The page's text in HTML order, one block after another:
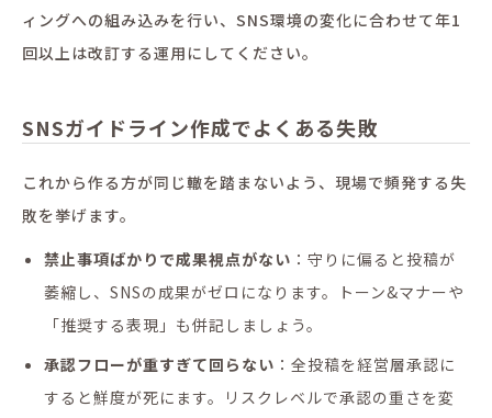
ィングへの組み込みを行い、SNS環境の変化に合わせて年1
回以上は改訂する運用にしてください。
SNSガイドライン作成でよくある失敗
これから作る方が同じ轍を踏まないよう、現場で頻発する失
敗を挙げます。
禁止事項ばかりで成果視点がない ：守りに偏ると投稿が
萎縮し、SNSの成果がゼロになります。トーン&マナーや
「推奨する表現」も併記しましょう。
承認フローが重すぎて回らない ：全投稿を経営層承認に
すると鮮度が死にます。リスクレベルで承認の重さを変